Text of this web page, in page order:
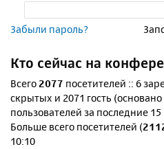
Забыли пароль?
Кто сейчас на
Всего 2077 посетителей :: 6
скрытых и 2071 гость
пользователей за последние
Больше всего посетителей (
10:10